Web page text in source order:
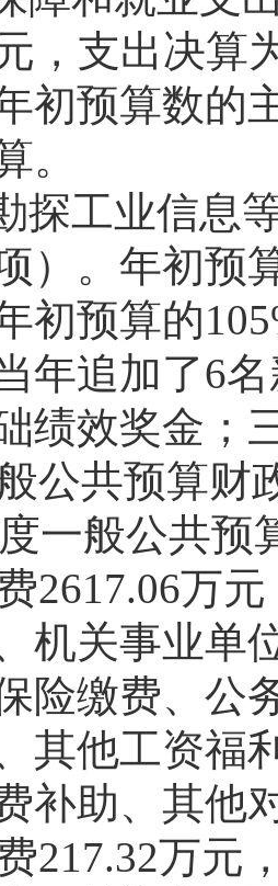
，支出决算
初预算数的
。
探工业信息
）。年初预
初预算的
年追加了6
绩效奖金；
公共预算财
一般公共预
2617.06万
机关事业单
险缴费、公
其他工资福
补助、其他
217.32万元